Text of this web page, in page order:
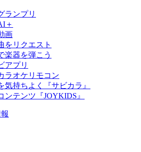
ランプリ
＋
画
をリクエスト
楽器を弾こう
アプリ
ラオケリモコン
気持ちよく『サビカラ』
ンテンツ『JOYKIDS』